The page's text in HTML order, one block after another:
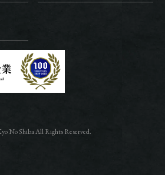
No Shiba All Rights Reserved.